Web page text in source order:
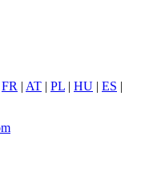
FR | AT | PL | HU | ES |